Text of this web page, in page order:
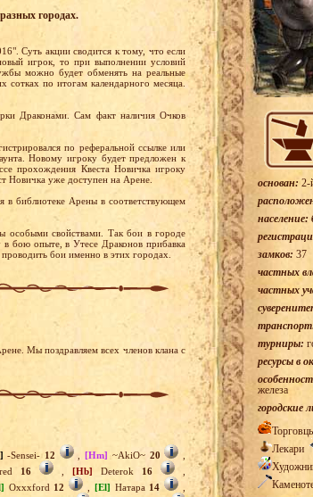
городах.
Суть акции сводится к тому, что если
игрок, то при выполнении условий
можно будет обменять на реальные
сотках по итогам календарного месяца.
Драконами. Сам факт наличия Очков
по реферальной ссылке или
Новому игроку будет предложен к
прохождения Квеста Новичка игроку
Новичка уже доступен на Арене.
библиотеке Арены в соответствующем
особыми свойствами. Так бои в городе
бою опыте, в Утесе Драконов прибавка
бои именно в этих городах.
Мы поздравляем всех членов клана с
-Sensei- 12 , [Hm] ~AkiO~ 20
,
16 , [Hb] Deterok 16
,
Oxxxford 12 , [El] Натара 14
,
основан: 2-
население:
замков: 37
частных
частных
турниры:
ресурсы в
железа
городские
Лекари